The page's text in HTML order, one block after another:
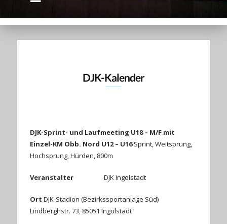
DJK-Kalender
DJK-Sprint- und Laufmeeting U18 – M/F mit
Einzel-KM Obb. Nord U12 – U16Sprint, Weitsprung,
Hochsprung, Hürden, 800m
Veranstalter DJK Ingolstadt
Ort DJK-Stadion (Bezirkssportanlage Süd)
Lindberghstr. 73, 85051 Ingolstadt